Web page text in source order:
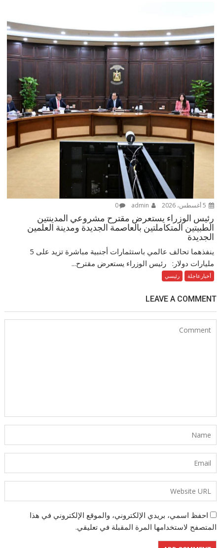
0
رئيس الوزراء يستعرض مقترح مشروعي المدينتين
الطبيتين المتكاملتين بالعاصمة الجديدة ومدينة العلمين
الجديدة
ينفذهما تحالف عالمي باستثمارات أجنبية مباشرة تزيد على 5
مليارات دولار: رئيس الوزراء يستعرض مقترح...
أخبارعاجلة رئيسي
LEAVE A COMMENT
احفظ اسمي، بريدي الإلكتروني، والموقع الإلكتروني في هذا
المتصفح لاستخدامها المرة المقبلة في تعليقي.